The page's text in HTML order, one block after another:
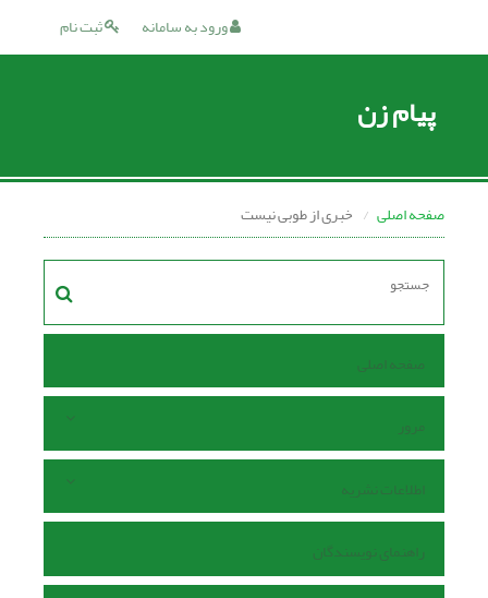
ثبت نام ورود به سامانه
پیام زن
صفحه اصلی خبری از طوبی نیست
صفحه اصلی
مرور
اطلاعات نشریه
راهنمای نویسندگان